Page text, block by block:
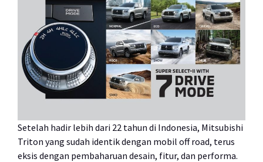
Setelah hadir lebih dari 22 tahun di Indonesia, Mitsubishi
Triton yang sudah identik dengan mobil off road, terus
eksis dengan pembaharuan desain, fitur, dan performa.